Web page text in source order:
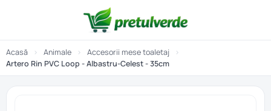
Acasă › Animale › Accesorii mese toaletaj
›
Artero Rin PVC Loop - Albastru-Celest - 35cm